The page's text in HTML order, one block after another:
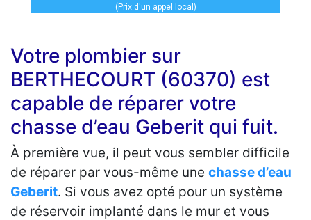
(Prix d'un appel local)
Votre plombier sur
BERTHECOURT (60370) est
capable de réparer votre
chasse d’eau Geberit qui fuit.
À première vue, il peut vous sembler difficile
de réparer par vous-même une chasse d’eau
Geberit. Si vous avez opté pour un système
de réservoir implanté dans le mur et vous